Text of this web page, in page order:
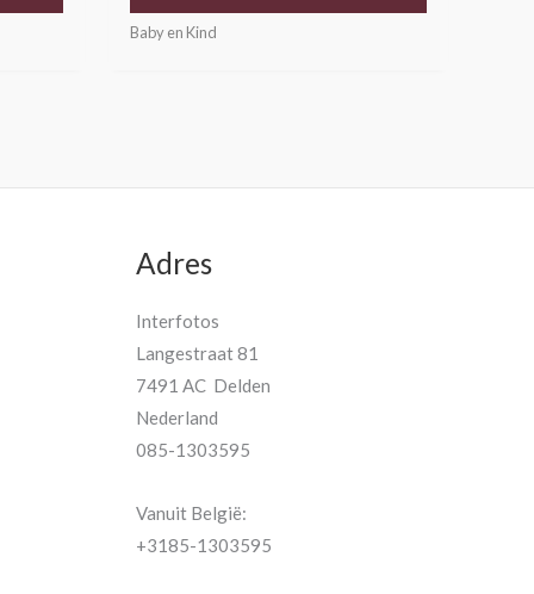
Baby en Kind
Adres
Interfotos
Langestraat 81
7491 AC Delden
Nederland
085-1303595
Vanuit België:
+3185-1303595